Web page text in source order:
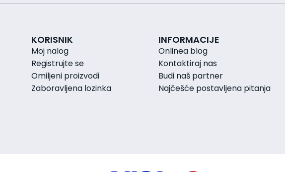
KORISNIK
Moj nalog
Registrujte se
Omiljeni proizvodi
Zaboravljena lozinka
INFORMACIJE
Onlinea blog
Kontaktiraj nas
Budi naš partner
Najčešće postavljena pitanja